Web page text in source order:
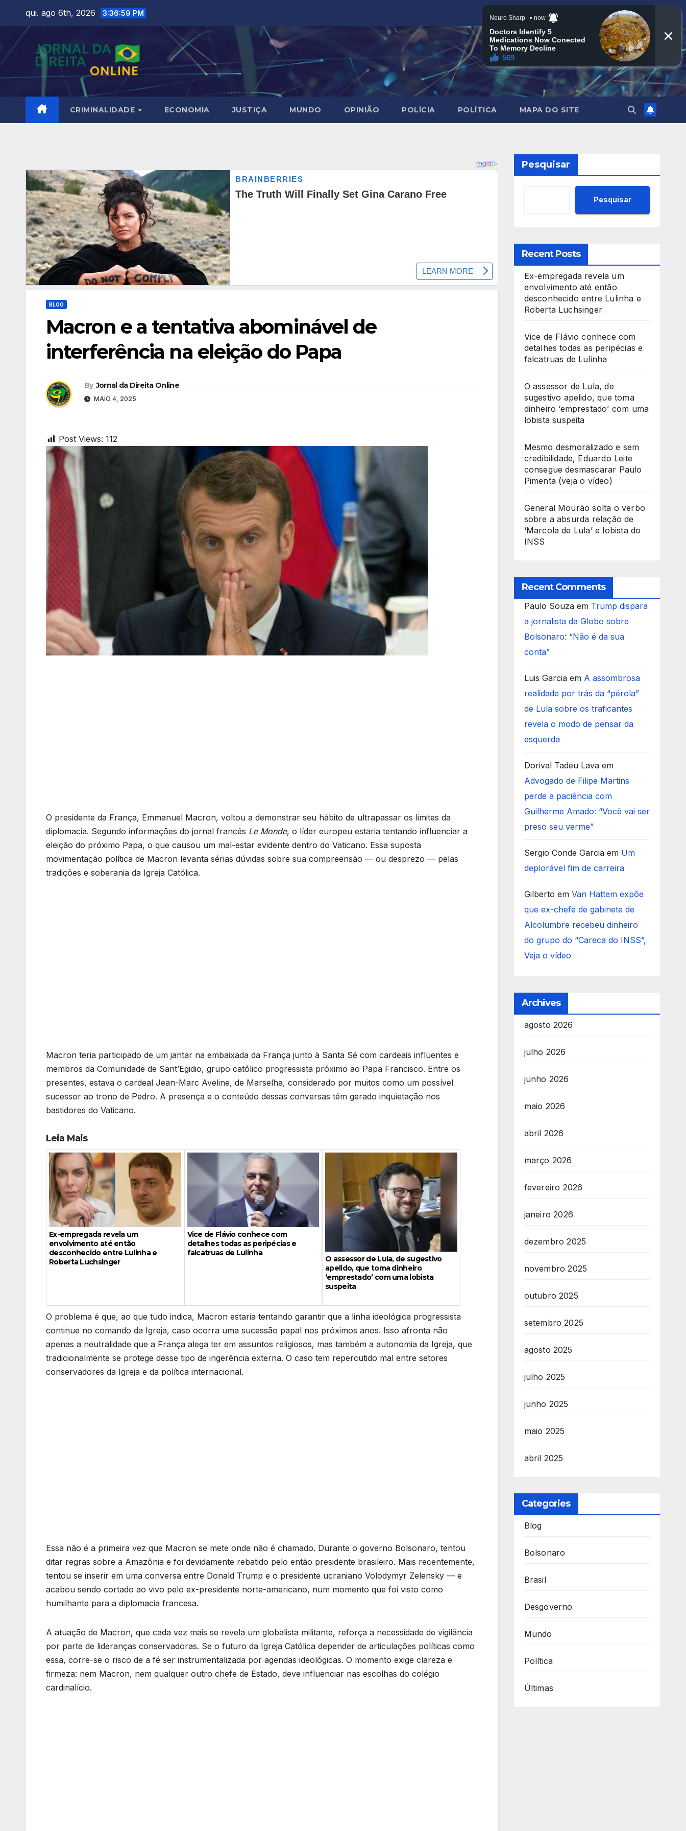
content
qui. ago 6th, 2026 3:37:00 PM
CRIMINALIDADE ECONOMIA JUSTIÇA MUNDO OPINIÃO POLÍCIA POLÍTICA MAPA DO SITE
BLOG
Macron e a tentativa abominável de
interferência na eleição do Papa
By Jornal da Direita Online
MAIO 4, 2025
Post Views: 112
O presidente da França, Emmanuel Macron, voltou a demonstrar seu hábito de ultrapassar os limites da
diplomacia. Segundo informações do jornal francês Le Monde, o líder europeu estaria tentando influenciar a
eleição do próximo Papa, o que causou um mal-estar evidente dentro do Vaticano. Essa suposta
movimentação política de Macron levanta sérias dúvidas sobre sua compreensão — ou desprezo — pelas
tradições e soberania da Igreja Católica.
Macron teria participado de um jantar na embaixada da França junto à Santa Sé com cardeais influentes e
membros da Comunidade de Sant’Egidio, grupo católico progressista próximo ao Papa Francisco. Entre os
presentes, estava o cardeal Jean-Marc Aveline, de Marselha, considerado por muitos como um possível
sucessor ao trono de Pedro. A presença e o conteúdo dessas conversas têm gerado inquietação nos
bastidores do Vaticano.
Leia Mais
Ex-empregada revela um
envolvimento até então
desconhecido entre Lulinha e
Roberta Luchsinger
Vice de Flávio conhece com
detalhes todas as peripécias e
falcatruas de Lulinha
O assessor de Lula, de sugestivo
apelido, que toma dinheiro
‘emprestado’ com uma lobista
suspeita
O problema é que, ao que tudo indica, Macron estaria tentando garantir que a linha ideológica progressista
continue no comando da Igreja, caso ocorra uma sucessão papal nos próximos anos. Isso afronta não
apenas a neutralidade que a França alega ter em assuntos religiosos, mas também a autonomia da Igreja, que
tradicionalmente se protege desse tipo de ingerência externa. O caso tem repercutido mal entre setores
conservadores da Igreja e da política internacional.
Essa não é a primeira vez que Macron se mete onde não é chamado. Durante o governo Bolsonaro, tentou
ditar regras sobre a Amazônia e foi devidamente rebatido pelo então presidente brasileiro. Mais recentemente,
tentou se inserir em uma conversa entre Donald Trump e o presidente ucraniano Volodymyr Zelensky — e
acabou sendo cortado ao vivo pelo ex-presidente norte-americano, num momento que foi visto como
humilhante para a diplomacia francesa.
A atuação de Macron, que cada vez mais se revela um globalista militante, reforça a necessidade de vigilância
por parte de lideranças conservadoras. Se o futuro da Igreja Católica depender de articulações políticas como
essa, corre-se o risco de a fé ser instrumentalizada por agendas ideológicas. O momento exige clareza e
firmeza: nem Macron, nem qualquer outro chefe de Estado, deve influenciar nas escolhas do colégio
cardinalício.
Pesquisar
Pesquisar
Recent Posts
Ex-empregada revela um
envolvimento até então
desconhecido entre Lulinha e
Roberta Luchsinger
Vice de Flávio conhece com
detalhes todas as peripécias e
falcatruas de Lulinha
O assessor de Lula, de
sugestivo apelido, que toma
dinheiro ‘emprestado’ com uma
lobista suspeita
Mesmo desmoralizado e sem
credibilidade, Eduardo Leite
consegue desmascarar Paulo
Pimenta (veja o vídeo)
General Mourão solta o verbo
sobre a absurda relação de
‘Marcola de Lula’ e lobista do
INSS
Recent Comments
Paulo Souzaem Trump dispara
a jornalista da Globo sobre
Bolsonaro: “Não é da sua
conta”
Luis Garciaem A assombrosa
realidade por trás da “pérola”
de Lula sobre os traficantes
revela o modo de pensar da
esquerda
Dorival Tadeu Lavaem
Advogado de Filipe Martins
perde a paciência com
Guilherme Amado: “Você vai ser
preso seu verme”
Sergio Conde Garciaem Um
deplorável fim de carreira
Gilberto em Van Hattem expõe
que ex-chefe de gabinete de
Alcolumbre recebeu dinheiro
do grupo do “Careca do INSS”,
Veja o vídeo
Archives
agosto 2026
julho 2026
junho 2026
maio 2026
abril 2026
março 2026
fevereiro 2026
janeiro 2026
dezembro 2025
novembro 2025
outubro 2025
setembro 2025
agosto 2025
julho 2025
junho 2025
maio 2025
abril 2025
Categories
Blog
Bolsonaro
Brasil
Desgoverno
Mundo
Política
Últimas